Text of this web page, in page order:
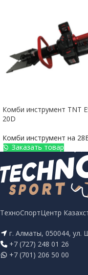
Комби инструмент TNT
20D
Комби инструмент на
Заказать товар
ТехноСпортЦентр
г. Алматы, 050044, ул.
+7 (727) 248 01 26
+7 (701) 206 50 00